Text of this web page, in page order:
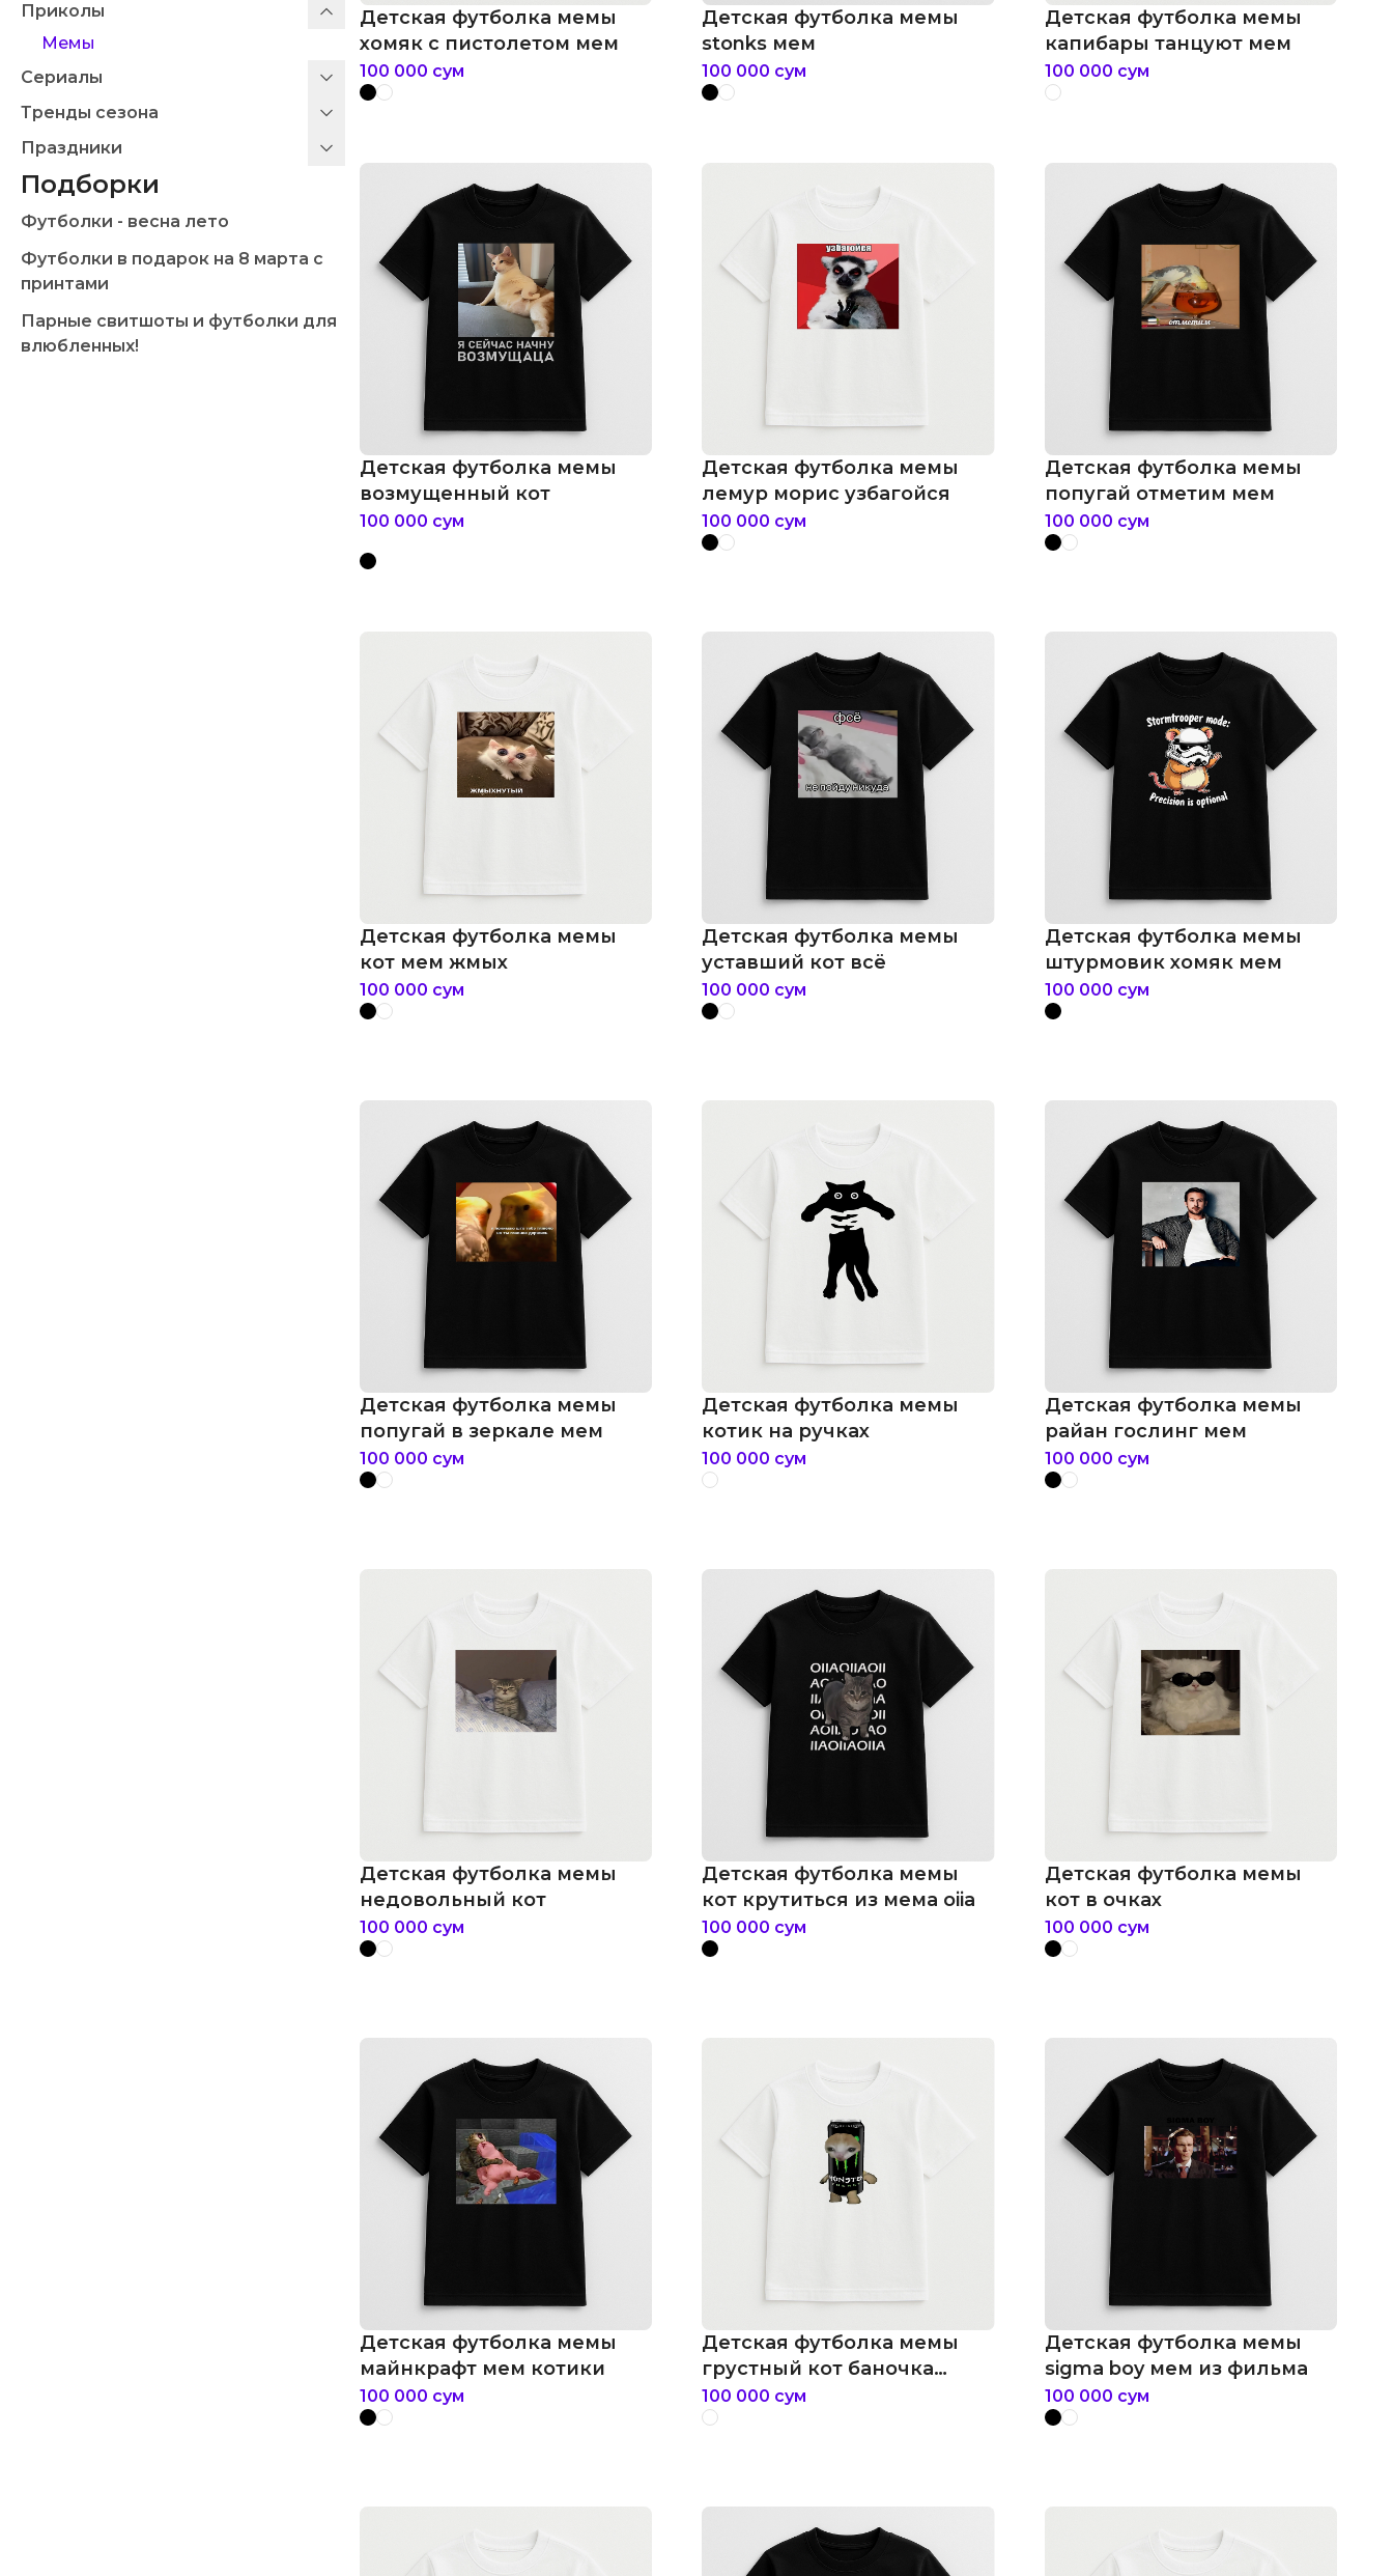
Приколы
Мемы
Сериалы
Тренды сезона
Праздники
Подборки
Футболки - весна лето
Футболки в подарок на 8 марта с
принтами
Парные свитшоты и футболки для
влюбленных!
Детская футболка мемы
хомяк с пистолетом мем
100 000 сум
Детская футболка мемы
stonks мем
100 000 сум
Детская футболка мемы
капибары танцуют мем
100 000 сум
Детская футболка мемы
возмущенный кот
100 000 сум
Детская футболка мемы
лемур морис узбагойся
100 000 сум
Детская футболка мемы
попугай отметим мем
100 000 сум
Детская футболка мемы
кот мем жмых
100 000 сум
Детская футболка мемы
уставший кот всё
100 000 сум
Детская футболка мемы
штурмовик хомяк мем
100 000 сум
Детская футболка мемы
попугай в зеркале мем
100 000 сум
Детская футболка мемы
котик на ручках
100 000 сум
Детская футболка мемы
райан гослинг мем
100 000 сум
Детская футболка мемы
недовольный кот
100 000 сум
Детская футболка мемы
кот крутиться из мема oiia
100 000 сум
Детская футболка мемы
кот в очках
100 000 сум
Детская футболка мемы
майнкрафт мем котики
100 000 сум
Детская футболка мемы
грустный кот баночка
энергетик мем
100 000 сум
Детская футболка мемы
sigma boy мем из фильма
100 000 сум